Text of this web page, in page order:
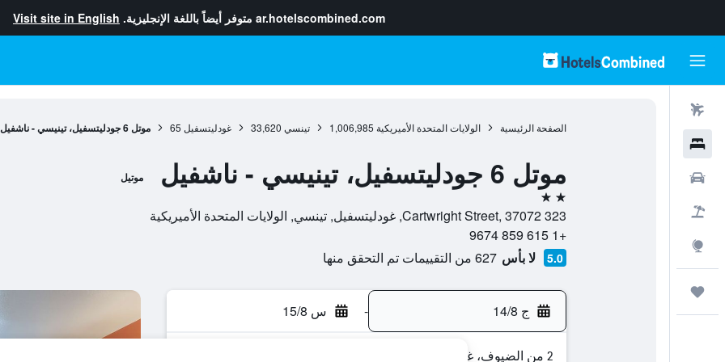
ar.hotelscombined.com متوفر أيضاً باللغة الإنجليزية. Visit site in English
الصفحة الرئيسية الولايات المتحدة الأميريكية 1,006,985 تينسي 33,620 غودليتسفيل 65 موتل 6 جودليتسفيل، تينيسي - ناشفيل
موتل 6 جودليتسفيل، تينيسي - ناشفيل موتيل
2 نجمتين
323 Cartwright Street, 37072, غودليتسفيل, تينسي, الولايات المتحدة الأميريكية
+1 615 859 9674
5.0 لا بأس 627 من التقييمات تم التحقق منها
ج 14/8 - س 15/8
2 من الضيوف، غرفة واحدة